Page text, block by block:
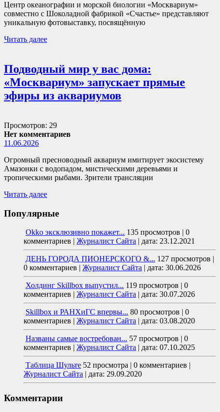
Центр океанографии и морской биологии «Москвариум»
совместно с Шоколадной фабрикой «Счастье» представляют
уникальную фотовыставку, посвящённую
Читать далее
Подводный мир у вас дома:
«Москвариум» запускает прямые
эфиры из аквариумов
Просмотров: 29
Нет комментариев
11.06.2026
Огромный пресноводный аквариум имитирует экосистему
Амазонки с водопадом, мистическими деревьями и
тропическими рыбами. Зрители трансляции
Читать далее
Популярные
Okko эксклюзивно покажет... 135 просмотров
0
комментариев
Журналист Сайта дата: 23.12.2021
ДЕНЬ ГОРОДА ПИОНЕРСКОГО &... 127 просмотров
0 комментариев
Журналист Сайта дата: 30.06.2026
Холдинг Skillbox выпустил... 119 просмотров
0
комментариев
Журналист Сайта дата: 30.07.2026
Skillbox и РАНХиГС впервы... 80 просмотров
0
комментариев
Журналист Сайта дата: 03.08.2020
Названы самые востребован... 57 просмотров
0
комментариев
Журналист Сайта дата: 07.10.2025
Таблица Шульте 52 просмотра 0 комментариев
Журналист Сайта
дата: 29.09.2020
Комментарии